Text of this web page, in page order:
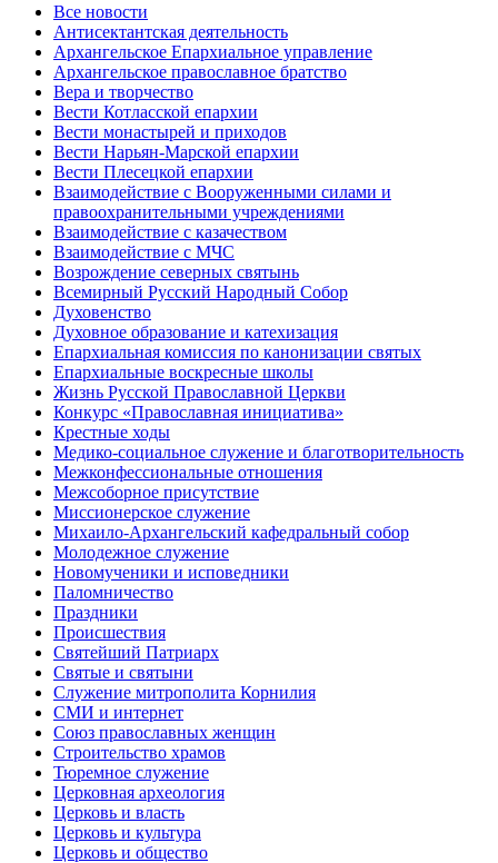
Все новости
Антисектантская деятельность
Архангельское Епархиальное управление
Архангельское православное братство
Вера и творчество
Вести Котласской епархии
Вести монастырей и приходов
Вести Нарьян-Марской епархии
Вести Плесецкой епархии
Взаимодействие с Вооруженными силами и
правоохранительными учреждениями
Взаимодействие с казачеством
Взаимодействие с МЧС
Возрождение северных святынь
Всемирный Русский Народный Собор
Духовенство
Духовное образование и катехизация
Епархиальная комиссия по канонизации святых
Епархиальные воскресные школы
Жизнь Русской Православной Церкви
Конкурс «Православная инициатива»
Крестные ходы
Медико-социальное служение и благотворительность
Межконфессиональные отношения
Межсоборное присутствие
Миссионерское служение
Михаило-Архангельский кафедральный собор
Молодежное служение
Новомученики и исповедники
Паломничество
Праздники
Происшествия
Святейший Патриарх
Святые и святыни
Служение митрополита Корнилия
СМИ и интернет
Союз православных женщин
Строительство храмов
Тюремное служение
Церковная археология
Церковь и власть
Церковь и культура
Церковь и общество